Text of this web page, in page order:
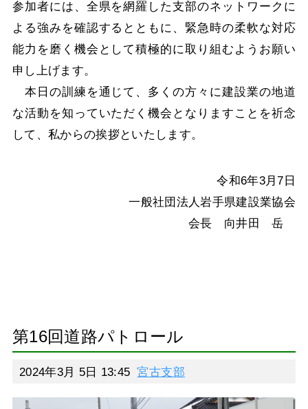
参加者には、全県を網羅した支部のネットワークに
よる強みを確認するとともに、緊急時の柔軟な対応
能力を磨く機会として積極的に取り組むようお願い
申し上げます。
本日の訓練を通じて、多くの方々に建設業の地道
な活動を知っていただく機会となりますことを祈念
して、私からの挨拶といたします。
令和6年3月7日
一般社団法人岩手県建設業協会
会長 向井田 岳
第16回道路パトロール
2024年3月 5日 13:45 宮古支部